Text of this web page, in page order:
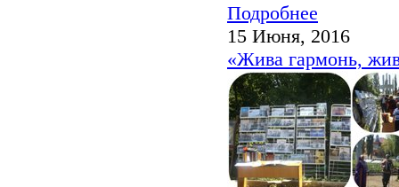
Подробнее
15 Июня, 2016
«Жива гармонь,